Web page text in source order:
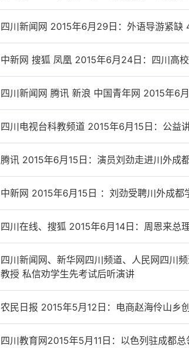
四川新闻网 2015年6月29日：外语导游紧缺
中新网 搜狐 凤凰 2015年6月24日：四川高
四川新闻网 腾讯 新浪 中国青年网 2015年6
四川电视台科教频道 2015年6月15日：公益
腾讯 2015年6月15日：演员刘劲走进川外成
中新网 2015年6月15日 ：刘劲受聘川外成都
四川在线、搜狐 2015年6月14日：周恩来总
四川新闻网、新华网四川频道、人民网四川
教授 私信劝学生先考试后听演讲
农民日报 2015年5月12日：电商赵海伶山乡
四川教育网2015年5月11日：以色列驻成都